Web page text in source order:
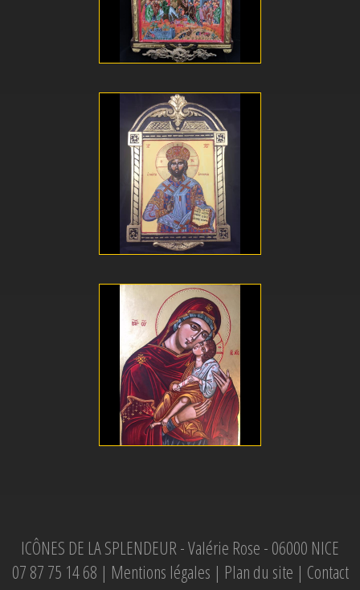
ICÔNES DE LA SPLENDEUR - Valérie Rose - 06000 NICE
07 87 75 14 68 | Mentions légales | Plan du site | Contact